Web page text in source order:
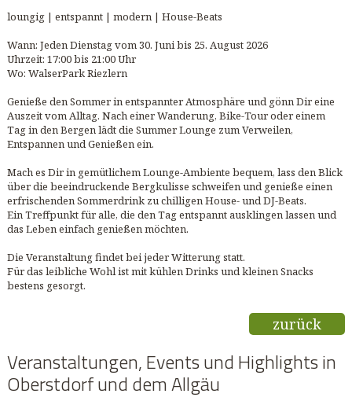
loungig | entspannt | modern | House-Beats
Wann: Jeden Dienstag vom 30. Juni bis 25. August 2026
Uhrzeit: 17:00 bis 21:00 Uhr
Wo: WalserPark Riezlern
Genieße den Sommer in entspannter Atmosphäre und gönn Dir eine
Auszeit vom Alltag. Nach einer Wanderung, Bike-Tour oder einem
Tag in den Bergen lädt die Summer Lounge zum Verweilen,
Entspannen und Genießen ein.
Mach es Dir in gemütlichem Lounge-Ambiente bequem, lass den Blick
über die beeindruckende Bergkulisse schweifen und genieße einen
erfrischenden Sommerdrink zu chilligen House- und DJ-Beats.
Ein Treffpunkt für alle, die den Tag entspannt ausklingen lassen und
das Leben einfach genießen möchten.
Die Veranstaltung findet bei jeder Witterung statt.
Für das leibliche Wohl ist mit kühlen Drinks und kleinen Snacks
bestens gesorgt.
zurück
Veranstaltungen, Events und Highlights in
Oberstdorf und dem Allgäu